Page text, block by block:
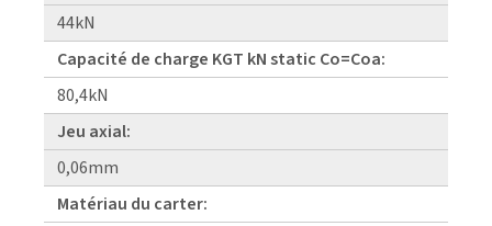
44kN
Capacité de charge KGT kN static Co=Coa:
80,4kN
Jeu axial:
0,06mm
Matériau du carter: